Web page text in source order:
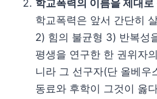
학교폭력의 이름을 제대
학교폭력은 앞서 간단히
2) 힘의 불균형 3) 반복성
평생을 연구한 한 권위자
니라 그 선구자(단 올베우
동료와 후학이 그것이 옳